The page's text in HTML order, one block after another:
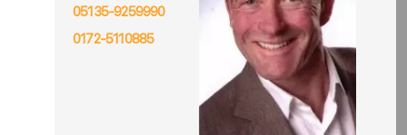
05135-9259990
0172-5110885